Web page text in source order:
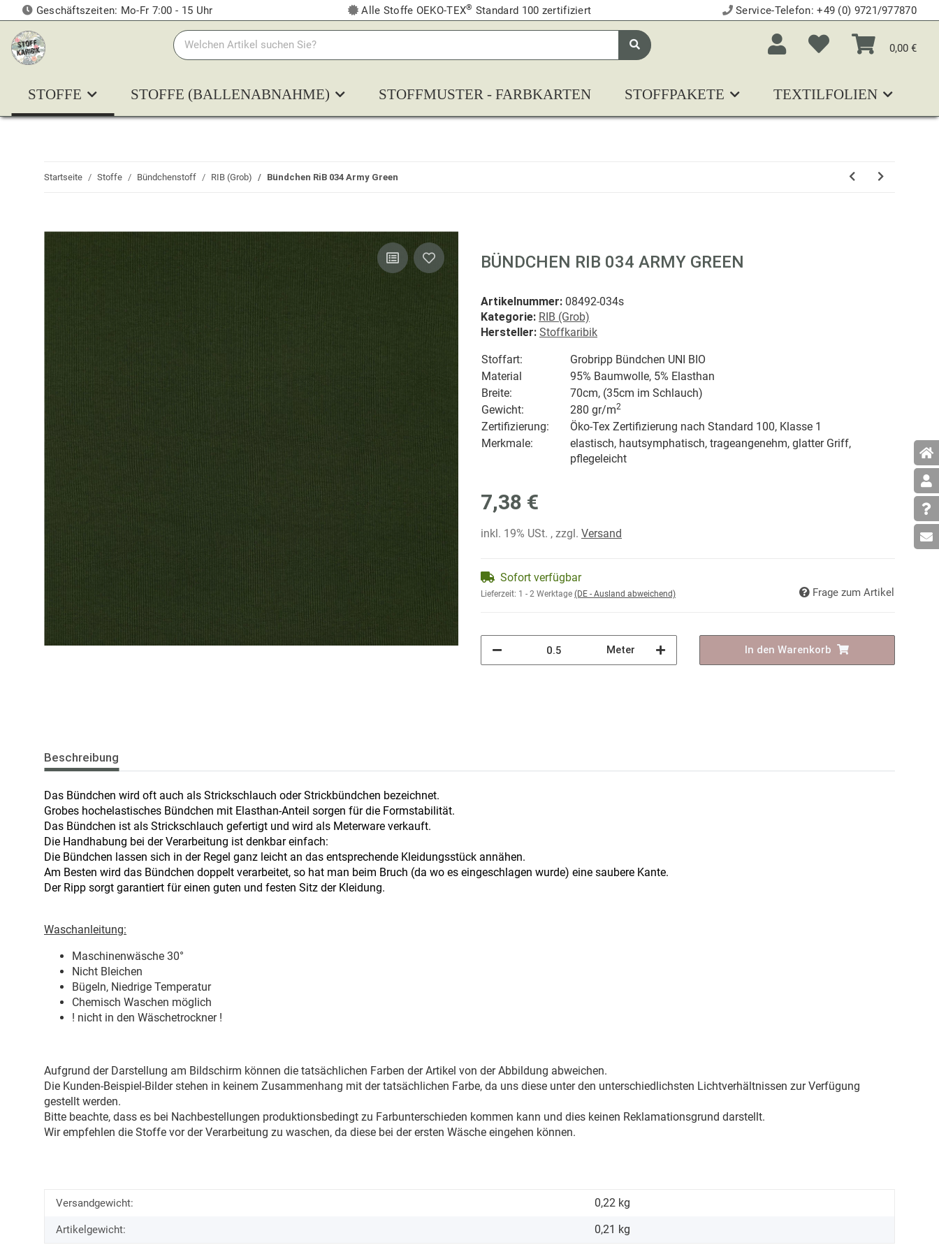
Geschäftszeiten: Mo-Fr 7:00 - 15 Uhr Alle Stoffe OEKO-TEX® Standard 100 zertifiziert Service-Telefon:+49 (0) 9721/977870
0,00 €
STOFFE STOFFE (BALLENABNAHME) STOFFMUSTER - FARBKARTEN STOFFPAKETE TEXTILFOLIEN
Startseite Stoffe Bündchenstoff RIB (Grob) Bündchen RiB 034 Army Green
BÜNDCHEN RIB 034 ARMY GREEN
Artikelnummer: 08492-034s
Kategorie: RIB (Grob)
Hersteller: Stoffkaribik
Stoffart:
Grobripp Bündchen UNI BIO
Material
95% Baumwolle, 5% Elasthan
Breite:
70cm, (35cm im Schlauch)
Gewicht:
280 gr/m2
Zertifizierung:
Öko-Tex Zertifizierung nach Standard 100, Klasse 1
Merkmale:
elastisch, hautsymphatisch, trageangenehm, glatter Griff,
pflegeleicht
7,38 €
inkl. 19% USt. , zzgl. Versand
Sofort verfügbar
Lieferzeit: 1 - 2 Werktage (DE - Ausland abweichend) Frage zum Artikel
Meter In den Warenkorb
Beschreibung
Das Bündchen wird oft auch als Strickschlauch oder Strickbündchen bezeichnet.
Grobes hochelastisches Bündchen mit Elasthan-Anteil sorgen für die Formstabilität.
Das Bündchen ist als Strickschlauch gefertigt und wird als Meterware verkauft.
Die Handhabung bei der Verarbeitung ist denkbar einfach:
Die Bündchen lassen sich in der Regel ganz leicht an das entsprechende Kleidungsstück annähen.
Am Besten wird das Bündchen doppelt verarbeitet, so hat man beim Bruch (da wo es eingeschlagen wurde) eine saubere Kante.
Der Ripp sorgt garantiert für einen guten und festen Sitz der Kleidung.
Waschanleitung:
Maschinenwäsche 30°
Nicht Bleichen
Bügeln, Niedrige Temperatur
Chemisch Waschen möglich
! nicht in den Wäschetrockner !
Aufgrund der Darstellung am Bildschirm können die tatsächlichen Farben der Artikel von der Abbildung abweichen.
Die Kunden-Beispiel-Bilder stehen in keinem Zusammenhang mit der tatsächlichen Farbe, da uns diese unter den unterschiedlichsten Lichtverhältnissen zur Verfügung
gestellt werden.
Bitte beachte, dass es bei Nachbestellungen produktionsbedingt zu Farbunterschieden kommen kann und dies keinen Reklamationsgrund darstellt.
Wir empfehlen die Stoffe vor der Verarbeitung zu waschen, da diese bei der ersten Wäsche eingehen können.
Versandgewicht: 0,22 kg
Artikelgewicht: 0,21 kg